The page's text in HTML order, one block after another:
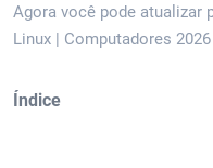
Agora você pode atualizar
Linux | Computadores 2026
Índice